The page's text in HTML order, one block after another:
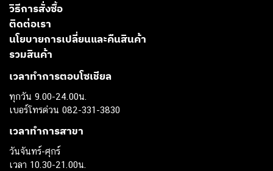
วิธีการสั่งซื้อ
ติดต่อเรา
นโยบายการเปลี่ยนและคืนสินค้า
รวมสินค้า
เวลาทำการตอบโซเชียล
ทุกวัน 9.00-24.00น.
เบอร์โทรด่วน 082-331-3830
เวลาทำการสาขา
วันจันทร์-ศุกร์
เวลา 10.30-21.00น.